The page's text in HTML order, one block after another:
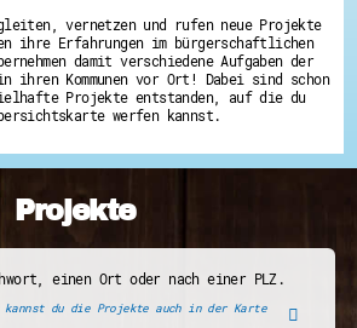
vernetzen und rufen neue Projekte
ihre Erfahrungen im bürgerschaftlichen
damit verschiedene Aufgaben der
ihren Kommunen vor Ort! Dabei sind schon
Projekte entstanden, auf die du
werfen kannst.
Projekte
einen Ort oder nach einer PLZ.
du die Projekte auch in der Karte